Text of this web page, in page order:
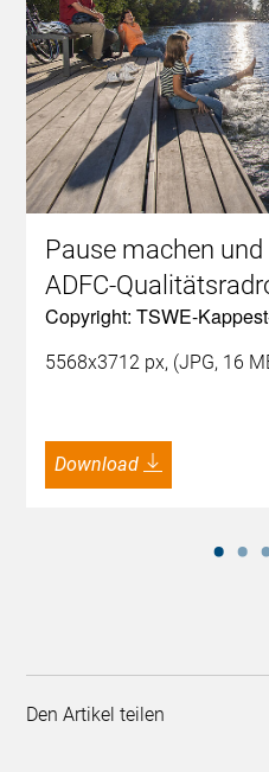
Pause machen
ADFC-
Copyright: TSWE-
5568x3712 px, (JPG, 16
Download
Den Artikel teilen